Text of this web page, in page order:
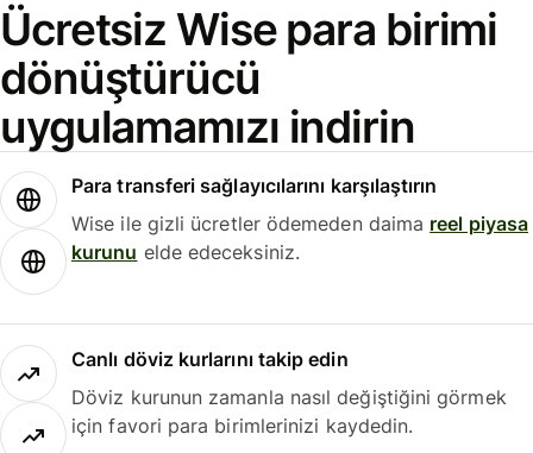
Ücretsiz Wise para birimi
dönüştürücü
uygulamamızı indirin
Para transferi sağlayıcılarını karşılaştırın
Wise ile gizli ücretler ödemeden daima reel piyasa
kurunu elde edeceksiniz.
Canlı döviz kurlarını takip edin
Döviz kurunun zamanla nasıl değiştiğini görmek
için favori para birimlerinizi kaydedin.